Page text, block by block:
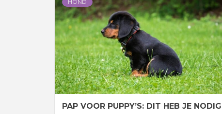
HOND
PAP VOOR PUPPY’S: DIT HEB JE NODIG